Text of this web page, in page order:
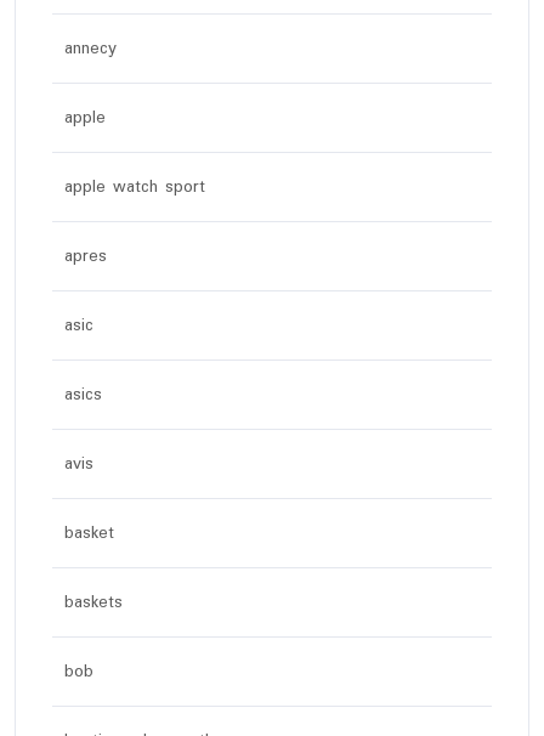
annecy
apple
apple watch sport
apres
asic
asics
avis
basket
baskets
bob